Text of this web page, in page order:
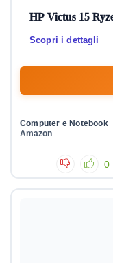
HP Victus 15
Scopri i dettagli
Computer e Notebook
Amazon
0